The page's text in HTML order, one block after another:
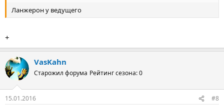
Ланжерон у ведущего
+
VasKahn
Старожил форума Рейтинг сезона: 0
15.01.2016 #8